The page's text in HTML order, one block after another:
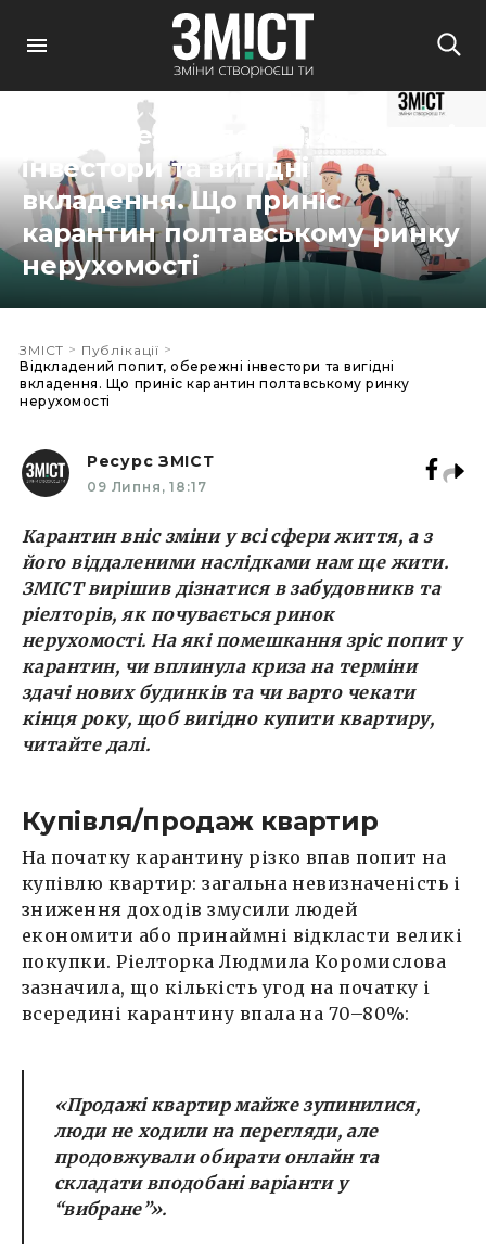
Відкладений попит, обережні
інвестори та вигідні
вкладення. Що приніс
карантин полтавському ринку
нерухомості
ЗМІСТ > Публікації >
Відкладений попит, обережні інвестори та вигідні
вкладення. Що приніс карантин полтавському ринку
нерухомості
Ресурс ЗМІСТ
09 Липня, 18:17
Карантин вніс зміни у всі сфери життя, а з
його віддаленими наслідками нам ще жити.
ЗМІСТ вирішив дізнатися в забудовникв та
ріелторів, як почувається ринок
нерухомості. На які помешкання зріс попит у
карантин, чи вплинула криза на терміни
здачі нових будинків та чи варто чекати
кінця року, щоб вигідно купити квартиру,
читайте далі.
Купівля/продаж квартир
На початку карантину різко впав попит на
купівлю квартир: загальна невизначеність і
зниження доходів змусили людей
економити або принаймні відкласти великі
покупки. Ріелторка Людмила Коромислова
зазначила, що кількість угод на початку і
всередині карантину впала на 70–80%:
«Продажі квартир майже зупинилися,
люди не ходили на перегляди, але
продовжували обирати онлайн та
складати вподобані варіанти у
“вибране”».